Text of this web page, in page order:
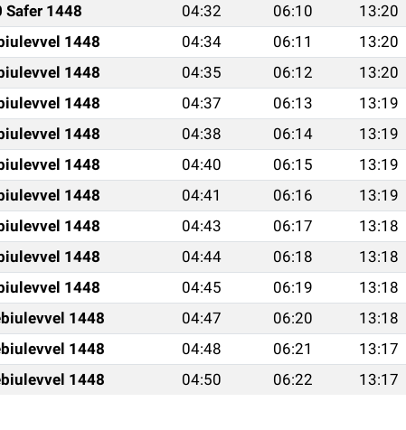
Safer 1448 04:32 06:10 13:20
1448 04:34 06:11 13:20
1448 04:35 06:12 13:20
1448 04:37 06:13 13:19
1448 04:38 06:14 13:19
1448 04:40 06:15 13:19
1448 04:41 06:16 13:19
1448 04:43 06:17 13:18
1448 04:44 06:18 13:18
1448 04:45 06:19 13:18
1448 04:47 06:20 13:18
1448 04:48 06:21 13:17
1448 04:50 06:22 13:17